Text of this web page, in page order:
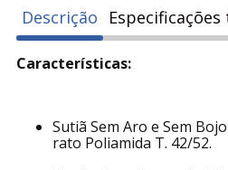
Descrição Especificações
Características:
Sutiã Sem Aro e Sem
rato Poliamida T. 42/52.